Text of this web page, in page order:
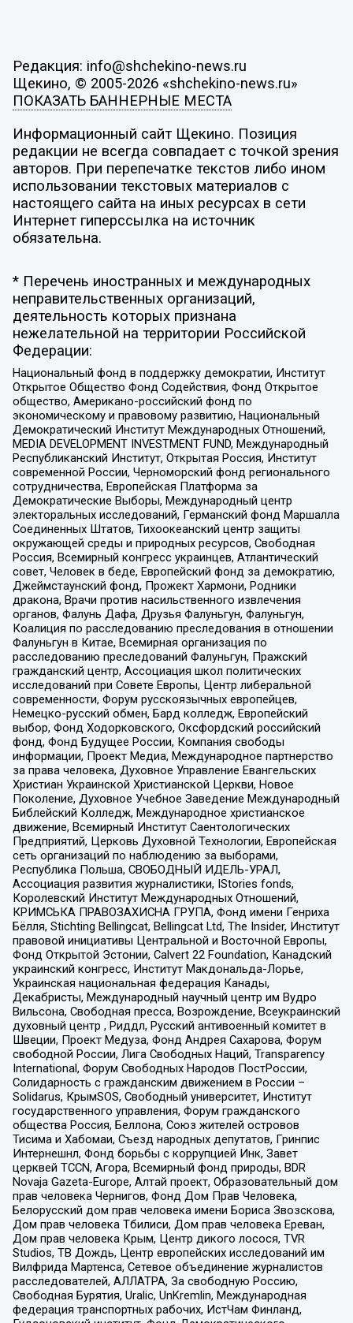
Редакция: info@shchekino-news.ru
Щекино, © 2005-2026 «shchekino-news.ru»
ПОКАЗАТЬ БАННЕРНЫЕ МЕСТА
Информационный сайт Щекино. Позиция
редакции не всегда совпадает с точкой зрения
авторов. При перепечатке текстов либо ином
использовании текстовых материалов с
настоящего сайта на иных ресурсах в сети
Интернет гиперссылка на источник
обязательна.
* Перечень иностранных и международных
неправительственных организаций,
деятельность которых признана
нежелательной на территории Российской
Федерации:
Национальный фонд в поддержку демократии, Институт
Открытое Общество Фонд Содействия, Фонд Открытое
общество, Американо-российский фонд по
экономическому и правовому развитию, Национальный
Демократический Институт Международных Отношений,
MEDIA DEVELOPMENT INVESTMENT FUND, Международный
Республиканский Институт, Открытая Россия, Институт
современной России, Черноморский фонд регионального
сотрудничества, Европейская Платформа за
Демократические Выборы, Международный центр
электоральных исследований, Германский фонд Маршалла
Соединенных Штатов, Тихоокеанский центр защиты
окружающей среды и природных ресурсов, Свободная
Россия, Всемирный конгресс украинцев, Атлантический
совет, Человек в беде, Европейский фонд за демократию,
Джеймстаунский фонд, Прожект Хармони, Родники
дракона, Врачи против насильственного извлечения
органов, Фалунь Дафа, Друзья Фалуньгун, Фалуньгун,
Коалиция по расследованию преследования в отношении
Фалуньгун в Китае, Всемирная организация по
расследованию преследований Фалуньгун, Пражский
гражданский центр, Ассоциация школ политических
исследований при Совете Европы, Центр либеральной
современности, Форум русскоязычных европейцев,
Немецко-русский обмен, Бард колледж, Европейский
выбор, Фонд Ходорковского, Оксфордский российский
фонд, Фонд Будущее России, Компания свободы
информации, Проект Медиа, Международное партнерство
за права человека, Духовное Управление Евангельских
Христиан Украинской Христианской Церкви, Новое
Поколение, Духовное Учебное Заведение Международный
Библейский Колледж, Международное христианское
движение, Всемирный Институт Саентологических
Предприятий, Церковь Духовной Технологии, Европейская
сеть организаций по наблюдению за выборами,
Республика Польша, СВОБОДНЫЙ ИДЕЛЬ-УРАЛ,
Ассоциация развития журналистики, IStories fonds,
Королевский Институт Международных Отношений,
КРИМСЬКА ПРАВОЗАХИСНА ГРУПА, Фонд имени Генриха
Бёлля, Stichting Bellingcat, Bellingcat Ltd, The Insider, Институт
правовой инициативы Центральной и Восточной Европы,
Фонд Открытой Эстонии, Calvert 22 Foundation, Канадский
украинский конгресс, Институт Макдональда-Лорье,
Украинская национальная федерация Канады,
Декабристы, Международный научный центр им Вудро
Вильсона, Свободная пресса, Возрождение, Всеукраинский
духовный центр , Риддл, Русский антивоенный комитет в
Швеции, Проект Медуза, Фонд Андрея Сахарова, Форум
свободной России, Лига Свободных Наций, Transparеncy
International, Форум Свободных Народов ПостРоссии,
Солидарность с гражданским движением в России –
Solidarus, КрымSOS, Свободный университет, Институт
государственного управления, Форум гражданского
общества Россия, Беллона, Союз жителей островов
Тисима и Хабомаи, Съезд народных депутатов, Гринпис
Интернешнл, Фонд борьбы с коррупцией Инк, Завет
церквей TCCN, Агора, Всемирный фонд природы, BDR
Novaja Gazeta-Europe, Алтай проект, Образовательный дом
прав человека Чернигов, Фонд Дом Прав Человека,
Белорусский дом прав человека имени Бориса Звозскова,
Дом прав человека Тбилиси, Дом прав человека Ереван,
Дом прав человека Крым, Центр дикого лосося, TVR
Studios, ТВ Дождь, Центр европейских исследований им
Вилфрида Мартенса, Сетевое объединение журналистов
расследователей, АЛЛАТРА, За свободную Россию,
Свободная Бурятия, Uralic, UnKremlin, Международная
федерация транспортных рабочих, ИстЧам Финланд,